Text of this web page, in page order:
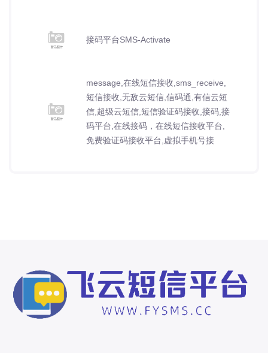
接码平台SMS-Activate
message,在线短信接收,sms_receive,
短信接收,无敌云短信,信码通,有信云短
信,超级云短信,短信验证码接收,接码,接
码平台,在线接码，在线短信接收平台,
免费验证码接收平台,虚拟手机号接